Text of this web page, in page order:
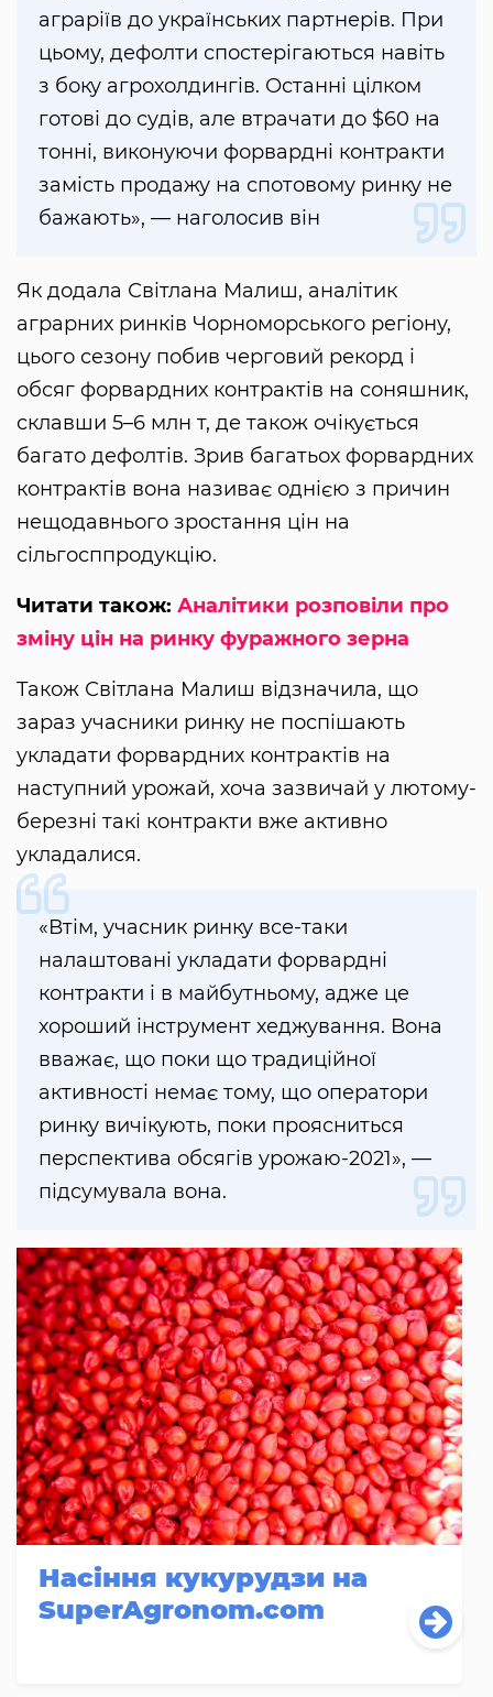
аграріїв до українських партнерів. При
цьому, дефолти спостерігаються навіть
з боку агрохолдингів. Останні цілком
готові до судів, але втрачати до $60 на
тонні, виконуючи форвардні контракти
замість продажу на спотовому ринку не
бажають», — наголосив він
Як додала Світлана Малиш, аналітик
аграрних ринків Чорноморського регіону,
цього сезону побив черговий рекорд і
обсяг форвардних контрактів на соняшник,
склавши 5–6 млн т, де також очікується
багато дефолтів. Зрив багатьох форвардних
контрактів вона називає однією з причин
нещодавнього зростання цін на
сільгосппродукцію.
Читати також: Аналітики розповіли про
зміну цін на ринку фуражного зерна
Також Світлана Малиш відзначила, що
зараз учасники ринку не поспішають
укладати форвардних контрактів на
наступний урожай, хоча зазвичай у лютому-
березні такі контракти вже активно
укладалися.
«Втім, учасник ринку все-таки
налаштовані укладати форвардні
контракти і в майбутньому, адже це
хороший інструмент хеджування. Вона
вважає, що поки що традиційної
активності немає тому, що оператори
ринку вичікують, поки проясниться
перспектива обсягів урожаю-2021», —
підсумувала вона.
Насіння кукурудзи на
SuperAgronom.com